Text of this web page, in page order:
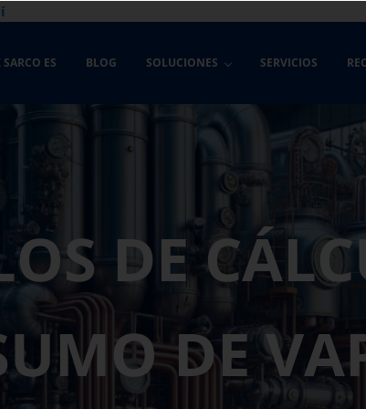
ES BLOG SOLUCIONES SERVICIOS
DE
DE